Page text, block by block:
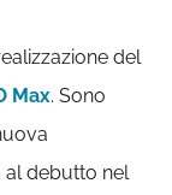
del
Max. Sono
al debutto nel